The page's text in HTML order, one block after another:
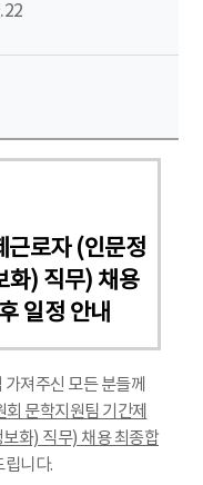
근로자 (인문정
화) 직무) 채용
일정 안내
져주신 모든 분들께
문학지원팀 기간제
화) 직무) 채용 최종합
립니다.